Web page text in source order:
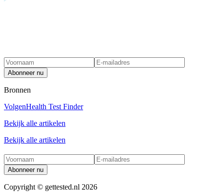
Abonneer nu
Bronnen
VolgenHealth Test Finder
Bekijk alle artikelen
Bekijk alle artikelen
Abonneer nu
Copyright © gettested.nl 2026